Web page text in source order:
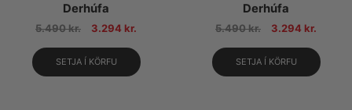
Derhúfa
5.490kr. 3.294 kr.
SETJA Í KÖRFU
Derhúfa
5.490kr. 3.294 kr.
SETJA Í KÖRFU